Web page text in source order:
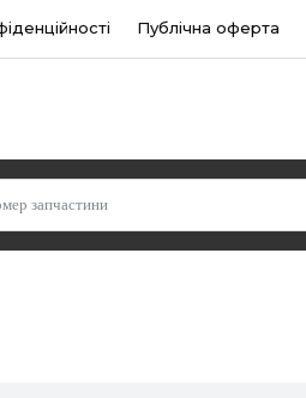
Публічна оферта